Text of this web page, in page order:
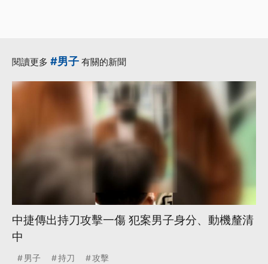
閱讀更多 #男子 有關的新聞
中捷傳出持刀攻擊一傷 犯案男子身分、動機釐清
中
男子 持刀 攻擊